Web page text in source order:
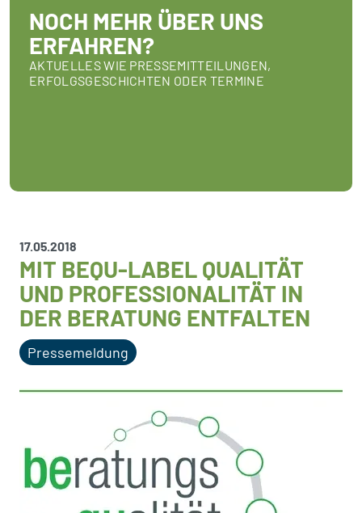
NOCH MEHR ÜBER UNS
ERFAHREN?
AKTUELLES WIE PRESSEMITTEILUNGEN,
ERFOLGSGESCHICHTEN ODER TERMINE
17.05.2018
MIT BEQU-LABEL QUALITÄT
UND PROFESSIONALITÄT IN
DER BERATUNG ENTFALTEN
Pressemeldung